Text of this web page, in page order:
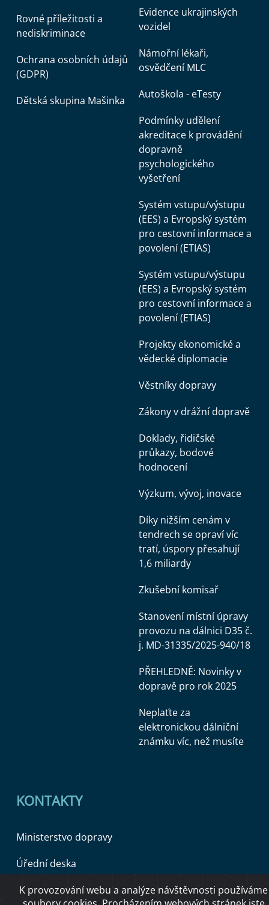
Rovné příležitosti a
nediskriminace
Ochrana osobních údajů
(GDPR)
Dětská skupina Mašinka
Evidence ukrajinských
vozidel
Námořní lékaři,
osvědčení MLC
Autoškola - eTesty
Podmínky udělení
akreditace k provádění
dopravně
psychologického
vyšetření
Systém vstupu/výstupu
(EES) a Evropský systém
pro cestovní informace a
povolení (ETIAS)
Systém vstupu/výstupu
(EES) a Evropský systém
pro cestovní informace a
povolení (ETIAS)
Projekty ekonomické a
vědecké diplomacie
Věstníky dopravy
Zákony v drážní dopravě
Doklady, řidičské
průkazy, bodové
hodnocení
Výzkum, vývoj, inovace
Díky nižším cenám v
tendrech se opraví víc
tratí, úspory přesahují
1,6 miliardy
Zkušební komisař
Stanovení místní úpravy
provozu na dálnici D35 č.
j. MD-31335/2025-940/18
PŘEHLEDNĚ: Novinky v
dopravě pro rok 2025
Neplaťte za
elektronickou dálniční
známku víc, než musíte
KONTAKTY
Ministerstvo dopravy
Úřední deska
K provozování webu a analýze návštěvnosti používáme